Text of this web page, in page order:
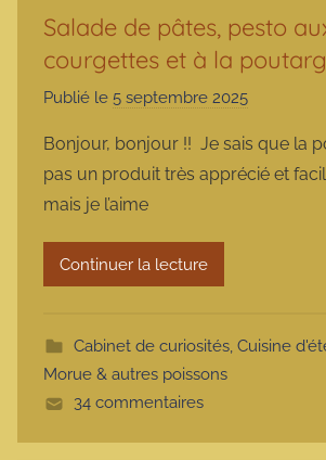
Salade de pâtes, pesto
courgettes et à la
Publié le 5 septembre 2025
r
m
t
Bonjour, bonjour !! Je sais que la
pas un produit très apprécié et
mais je l’aime
Continuer la lecture
Cabinet de curiosités, Cuisine
Morue & autres poissons
34 commentaires